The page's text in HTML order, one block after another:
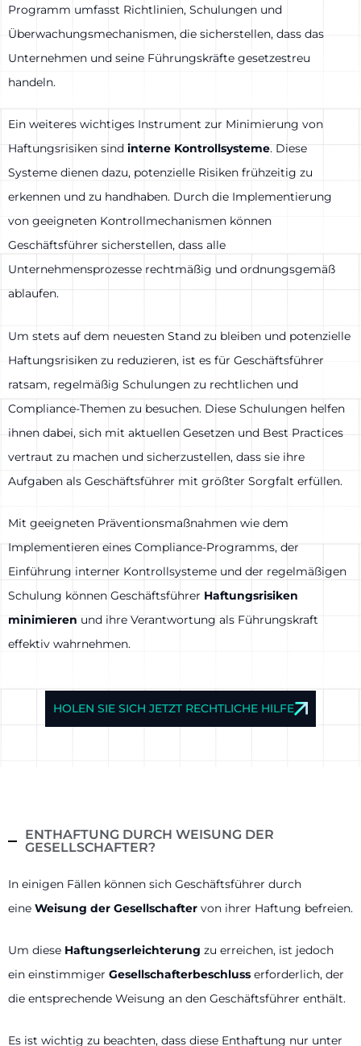
Programm umfasst Richtlinien, Schulungen und
Überwachungsmechanismen, die sicherstellen, dass das
Unternehmen und seine Führungskräfte gesetzestreu
handeln.
Ein weiteres wichtiges Instrument zur Minimierung von
Haftungsrisiken sind interne Kontrollsysteme. Diese
Systeme dienen dazu, potenzielle Risiken frühzeitig zu
erkennen und zu handhaben. Durch die Implementierung
von geeigneten Kontrollmechanismen können
Geschäftsführer sicherstellen, dass alle
Unternehmensprozesse rechtmäßig und ordnungsgemäß
ablaufen.
Um stets auf dem neuesten Stand zu bleiben und potenzielle
Haftungsrisiken zu reduzieren, ist es für Geschäftsführer
ratsam, regelmäßig Schulungen zu rechtlichen und
Compliance-Themen zu besuchen. Diese Schulungen helfen
ihnen dabei, sich mit aktuellen Gesetzen und Best Practices
vertraut zu machen und sicherzustellen, dass sie ihre
Aufgaben als Geschäftsführer mit größter Sorgfalt erfüllen.
Mit geeigneten Präventionsmaßnahmen wie dem
Implementieren eines Compliance-Programms, der
Einführung interner Kontrollsysteme und der regelmäßigen
Schulung können Geschäftsführer Haftungsrisiken
minimieren und ihre Verantwortung als Führungskraft
effektiv wahrnehmen.
HOLEN SIE SICH JETZT RECHTLICHE HILFE
ENTHAFTUNG DURCH WEISUNG DER
GESELLSCHAFTER?
In einigen Fällen können sich Geschäftsführer durch
eine Weisung der Gesellschafter von ihrer Haftung befreien.
Um diese Haftungserleichterung zu erreichen, ist jedoch
ein einstimmiger Gesellschafterbeschluss erforderlich, der
die entsprechende Weisung an den Geschäftsführer enthält.
Es ist wichtig zu beachten, dass diese Enthaftung nur unter